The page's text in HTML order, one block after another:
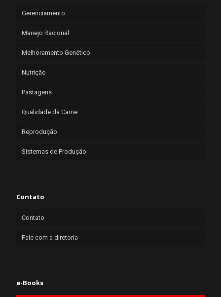
Gerenciamento
Manejo Racional
Melhoramento Genético
Nutrição
Pastagens
Qualidade da Carne
Reprodução
Sistemas de Produção
Contato
Contato
Fale com a diretoria
e-Books